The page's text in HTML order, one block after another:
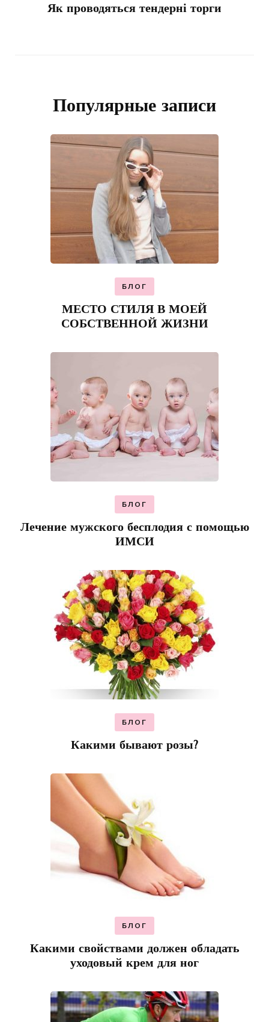
Як проводяться тендерні торги
Популярные записи
БЛОГ
МЕСТО СТИЛЯ В МОЕЙ
СОБСТВЕННОЙ ЖИЗНИ
БЛОГ
Лечение мужского бесплодия с помощью
ИМСИ
БЛОГ
Какими бывают розы?
БЛОГ
Какими свойствами должен обладать
уходовый крем для ног